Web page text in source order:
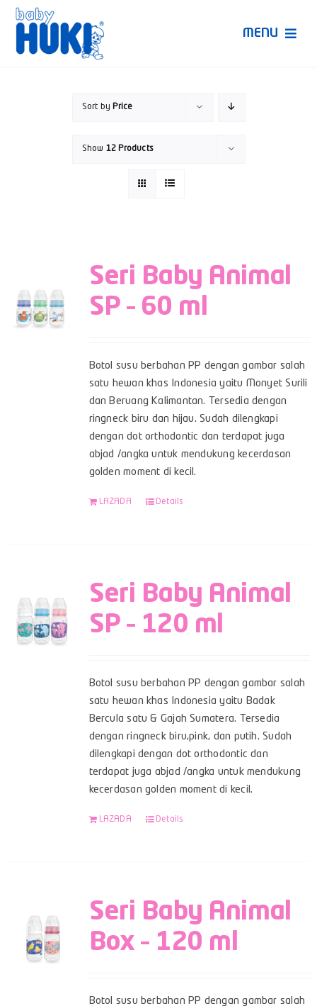
Skip
content
MENU
Sort by Price
Show 12 Products
Seri Baby Animal
SP – 60 ml
Botol susu berbahan PP dengan gambar salah
satu hewan khas Indonesia yaitu Monyet Surili
dan Beruang Kalimantan. Tersedia dengan
ringneck biru dan hijau. Sudah dilengkapi
dengan dot orthodontic dan terdapat juga
abjad /angka untuk mendukung kecerdasan
golden moment di kecil.
LAZADA Details
Seri Baby Animal
SP – 120 ml
Botol susu berbahan PP dengan gambar salah
satu hewan khas Indonesia yaitu Badak
Bercula satu & Gajah Sumatera. Tersedia
dengan ringneck biru,pink, dan putih. Sudah
dilengkapi dengan dot orthodontic dan
terdapat juga abjad /angka untuk mendukung
kecerdasan golden moment di kecil.
LAZADA Details
Seri Baby Animal
Box – 120 ml
Botol susu berbahan PP dengan gambar salah